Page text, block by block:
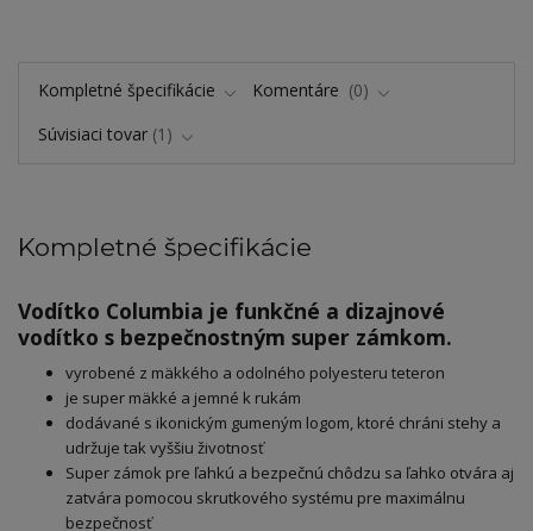
Kompletné špecifikácie Komentáre
0
Súvisiaci tovar 1
Kompletné špecifikácie
Vodítko Columbia je funkčné a dizajnové
vodítko s bezpečnostným super zámkom.
vyrobené z mäkkého a odolného polyesteru teteron
je super mäkké a jemné k rukám
dodávané s ikonickým gumeným logom, ktoré chráni stehy a
udržuje tak vyššiu životnosť
Super zámok pre ľahkú a bezpečnú chôdzu sa ľahko otvára aj
zatvára pomocou skrutkového systému pre maximálnu
bezpečnosť